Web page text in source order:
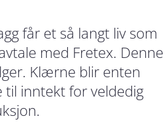
får et så langt liv som
med Fretex. Denne
Klærne blir enten
til inntekt for veldedig